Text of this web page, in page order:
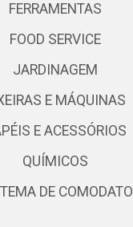
FERRAMENTAS
FOOD SERVICE
JARDINAGEM
E MÁQUINAS
E ACESSÓRIOS
QUÍMICOS
DE COMODATO